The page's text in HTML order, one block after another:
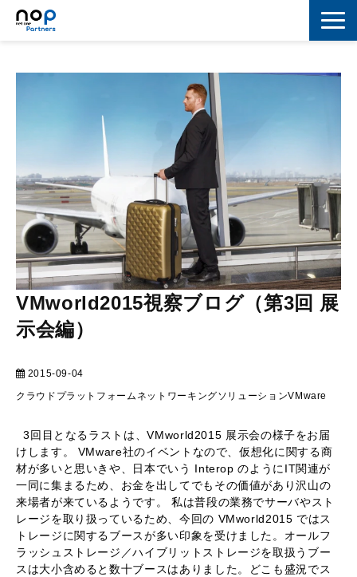
マーケティング
セキュリティ
IoT
コラボレーション
スキルアップ
IT用語解説
VMworld2015視察ブログ（第3回 展
示会編）
2015-09-04
クラウドプラットフォーム ネットワーキングソリューションVMware
3回目となるラストは、VMworld2015 展示会の様子をお届
けします。 VMware社のイベントなので、仮想化に関する商
材が多いと思いきや、日本でいう Interop のようにIT関連が
一同に集まるため、お金を出してでもその価値があり沢山の
来場者が来ているようです。 私は普段の業務でサーバやスト
レージを取り扱っているため、今回の VMworld2015 ではス
トレージに関するブースが多い印象を受けました。オールフ
ラッシュストレージ／ハイブリットストレージを取扱うブー
スは大小含めると数十ブースはありました。どこも盛況でス